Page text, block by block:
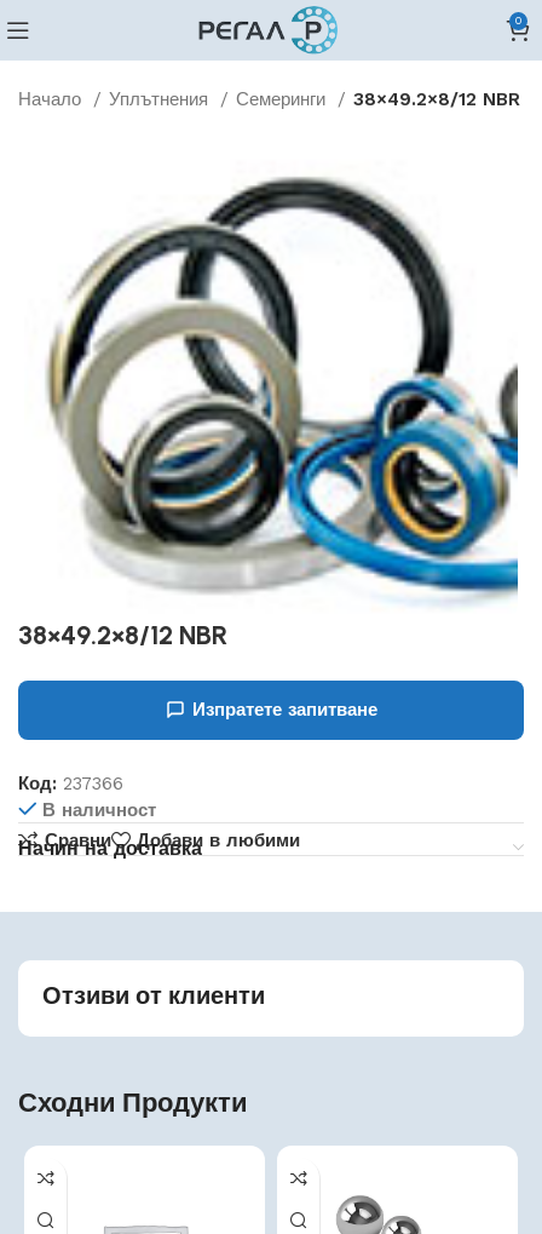
0
Начало Уплътнения Семеринги 38×49.2×8/12 NBR
38×49.2×8/12 NBR
Изпратете запитване
Код:237366
В наличност
Сравни
Добави в любими
Начин на доставка
Отзиви от клиенти
Сходни Продукти